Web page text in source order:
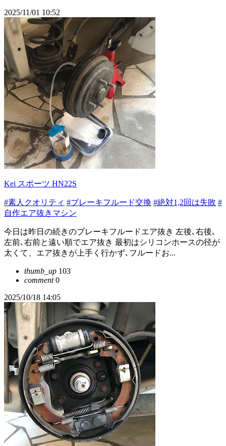
2025/11/01 10:52
Kei スポーツ HN22S
#素人クオリティ #ブレーキフルード交換 #絶対1,2回は失敗 #
自作エア抜きマシン
今日は昨日の続きのブレーキフルードエア抜き 左後､右後､
左前､右前と遠い順でエア抜き 最初はシリコンホースの径が
太くて、エア抜きが上手く行かず､フルードお...
thumb_up 103
comment0
2025/10/18 14:05